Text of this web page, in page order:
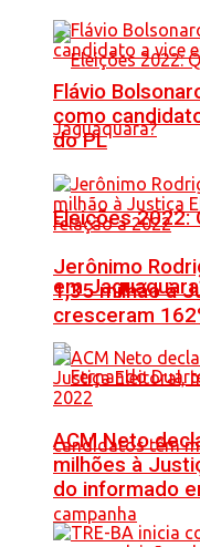
Eleições 2022:
em
Flávio
como
do PL
Jerônimo
1,35 milhão à
cresceram
ACM Neto
milhões à
do informado